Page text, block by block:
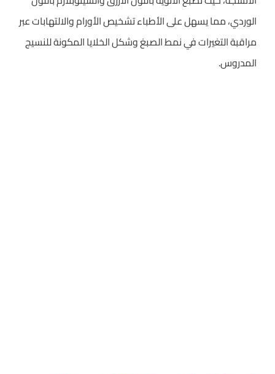
الوردي، مما يسهل على الأطباء تشخيص الأورام والالتهابات عبر
مراقبة التغيرات في نمط الصبغ وشكل الخلايا المكونة للنسيج
المدروس.